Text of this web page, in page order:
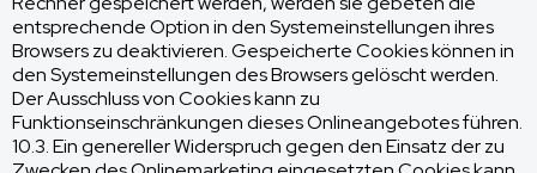
entsprechende Option in den Systemeinstellungen ihres
Browsers zu deaktivieren. Gespeicherte Cookies können in
den Systemeinstellungen des Browsers gelöscht werden.
Der Ausschluss von Cookies kann zu
Funktionseinschränkungen dieses Onlineangebotes führen.
10.3. Ein genereller Widerspruch gegen den Einsatz der zu